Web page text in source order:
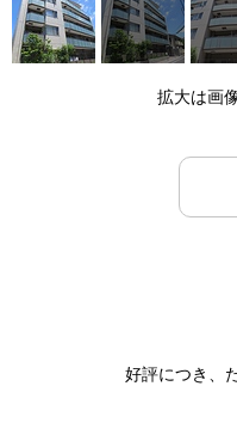
拡大は画
好評につき、